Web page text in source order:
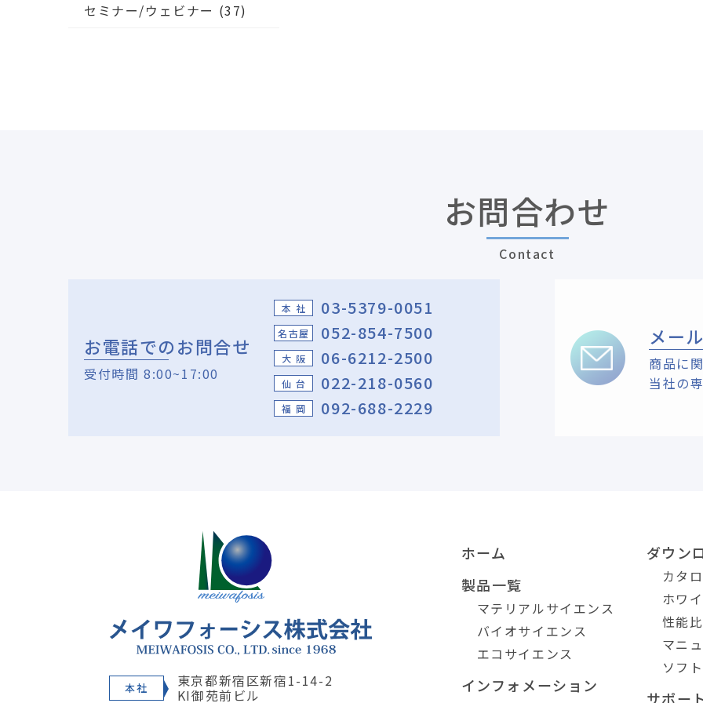
セミナー/ウェビナー (37)
お問合わせ
Contact
お電話でのお問合せ
受付時間 8:00~17:00
本 社 03-5379-0051
名古屋 052-854-7500
大 阪 06-6212-2500
仙 台 022-218-0560
福 岡 092-688-2229
メー
商品に
当社の
本社 東京都新宿区新宿1-14-2
KI御苑前ビル
ホーム
製品一覧
マテリアルサイエンス
バイオサイエンス
エコサイエンス
インフォメーション
ダウン
カタ
ホワ
性能
マニ
ソフ
サポー